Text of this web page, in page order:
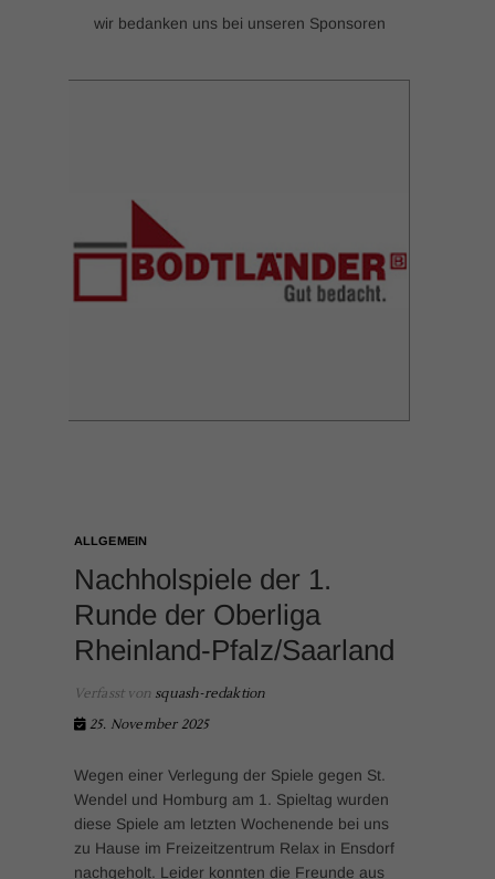
wir bedanken uns bei unseren Sponsoren
ALLGEMEIN
Nachholspiele der 1.
Runde der Oberliga
Rheinland-Pfalz/Saarland
Verfasst von squash-redaktion
25. November 2025
Wegen einer Verlegung der Spiele gegen St.
Wendel und Homburg am 1. Spieltag wurden
diese Spiele am letzten Wochenende bei uns
zu Hause im Freizeitzentrum Relax in Ensdorf
nachgeholt. Leider konnten die Freunde aus